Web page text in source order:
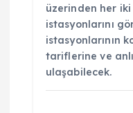
üzerinden her
istasyonlarını
istasyonlarının
tariflerine ve
ulaşabilecek.